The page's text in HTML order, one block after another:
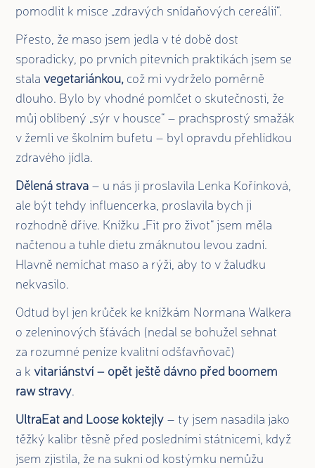
pomodlit k misce „zdravých snídaňových cereálií“.
Přesto, že maso jsem jedla v té době dost
sporadicky, po prvních pitevních praktikách jsem se
stala vegetariánkou, což mi vydrželo poměrně
dlouho. Bylo by vhodné pomlčet o skutečnosti, že
můj oblíbený „sýr v housce“ – prachsprostý smažák
v žemli ve školním bufetu – byl opravdu přehlídkou
zdravého jídla.
Dělená strava – u nás ji proslavila Lenka Kořínková,
ale být tehdy influencerka, proslavila bych ji
rozhodně dříve. Knížku „Fit pro život“ jsem měla
načtenou a tuhle dietu zmáknutou levou zadní.
Hlavně nemíchat maso a rýži, aby to v žaludku
nekvasilo.
Odtud byl jen krůček ke knížkám Normana Walkera
o zeleninových šťávách (nedal se bohužel sehnat
za rozumné peníze kvalitní odšťavňovač)
a k vitariánství – opět ještě dávno před boomem
raw stravy.
UltraEat and Loose koktejly – ty jsem nasadila jako
těžký kalibr těsně před posledními státnicemi, když
jsem zjistila, že na sukni od kostýmku nemůžu